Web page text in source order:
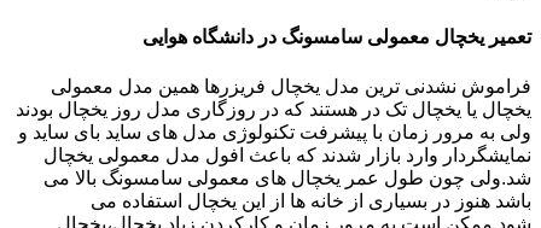
تعمیر یخچال معمولی سامسونگ در دانشگاه هوایی
فراموش نشدنی ترین مدل یخچال فریزرها همین مدل معمولی
یخچال یا یخچال تک در هستند که در روزگاری مدل روز یخچال بودند
ولی به مرور زمان با پیشرفت تکنولوژی مدل های ساید بای ساید و
نمایشگردار وارد بازار شدند که باعث افول مدل معمولی یخچال
شد.ولی چون طول عمر یخچال های معمولی سامسونگ بالا می
باشد هنوز در بسیاری از خانه ها از این یخچال استفاده می
شود.ممکن است به مرور زمان و کارکردن زیاد یخچال،یخچال